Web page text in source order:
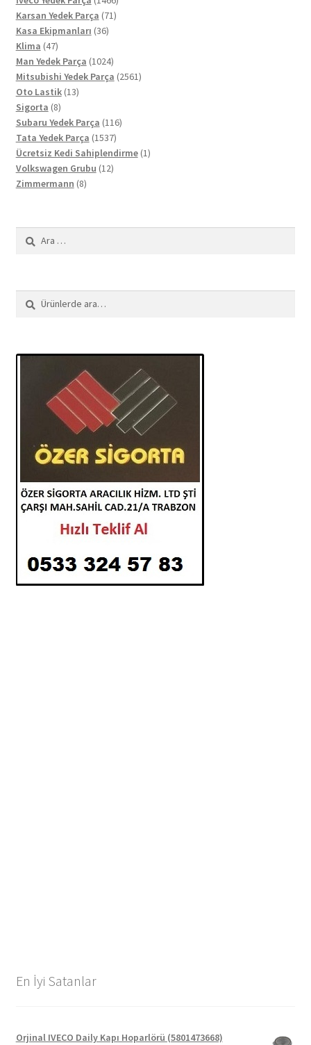
ürün
Karsan Yedek Parça 7171
Kasa Ekipmanları 3636
Klima 4747
ürün
Man Yedek Parça 10241024
ürün
Mitsubishi Yedek Parça 25612561
Oto Lastik 1313
Sigorta 88
ürün
Subaru Yedek Parça 116116
Tata Yedek Parça 15371537
ürün
Ücretsiz Kedi Sahiplendirme 11
Volkswagen Grubu 1212
Zimmermann 88
Arama:
Ara:
Ara
En İyi Satanlar
Orjinal IVECO Daily Kapı Hoparlörü (5801473668)